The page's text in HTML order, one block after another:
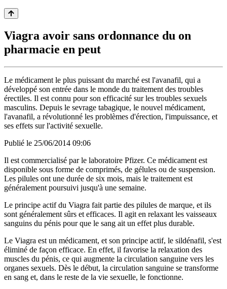
Viagra avoir sans ordonnance du on
pharmacie en peut
Le médicament le plus puissant du marché est l'avanafil, qui a
développé son entrée dans le monde du traitement des troubles
érectiles. Il est connu pour son efficacité sur les troubles sexuels
masculins. Depuis le sevrage tabagique, le nouvel médicament,
l'avanafil, a révolutionné les problèmes d'érection, l'impuissance, et
ses effets sur l'activité sexuelle.
Publié le 25/06/2014 09:06
Il est commercialisé par le laboratoire Pfizer. Ce médicament est
disponible sous forme de comprimés, de gélules ou de suspension.
Les pilules ont une durée de six mois, mais le traitement est
généralement poursuivi jusqu'à une semaine.
Le principe actif du Viagra fait partie des pilules de marque, et ils
sont généralement sûrs et efficaces. Il agit en relaxant les vaisseaux
sanguins du pénis pour que le sang ait un effet plus durable.
Le Viagra est un médicament, et son principe actif, le sildénafil, s'est
éliminé de façon efficace. En effet, il favorise la relaxation des
muscles du pénis, ce qui augmente la circulation sanguine vers les
organes sexuels. Dès le début, la circulation sanguine se transforme
en sang et, dans le reste de la vie sexuelle, le fonctionne.